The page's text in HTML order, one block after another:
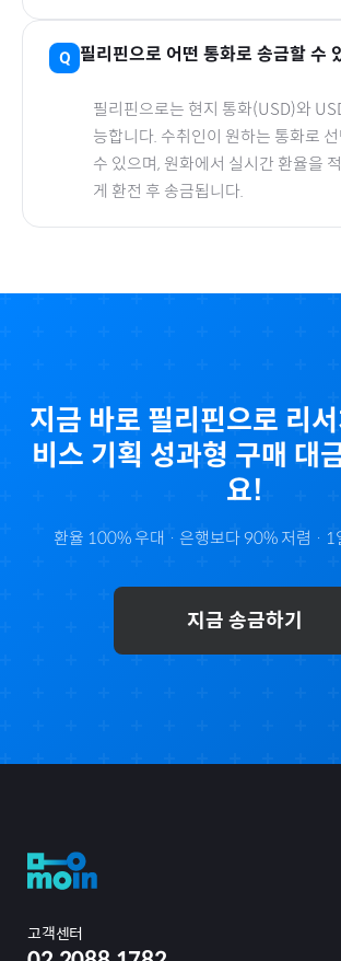
필리핀으로 어떤 통화로 송금할 수
필리핀으로는 현지 통화(USD)와
능합니다. 수취인이 원하는 통화로
수 있으며, 원화에서 실시간 환율을
게 환전 후 송금됩니다.
지금 바로 필리핀으로 리
비스 기획 성과형 구매 대
요!
환율 100% 우대 · 은행보다 90% 저렴 · 1
지금 송금하기
고객센터